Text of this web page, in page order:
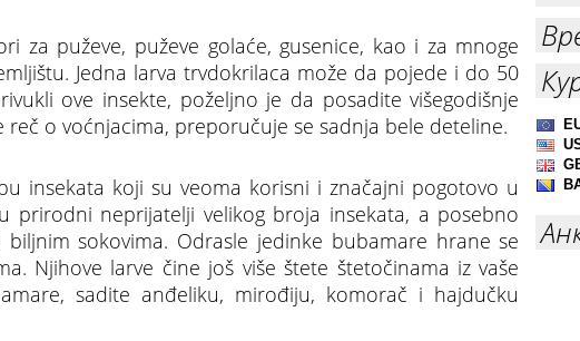
za puževe, puževe golaće, gusenice, kao i za mnoge
Jedna larva trvdokrilaca može da pojede i do 50
ove insekte, poželjno je da posadite višegodišnje
reč o voćnjacima, preporučuje se sadnja bele deteline.
insekata koji su veoma korisni i značajni pogotovo u
prirodni neprijatelji velikog broja insekata, a posebno
sokovima. Odrasle jedinke bubamare hrane se
Njihove larve čine još više štete štetočinama iz vaše
sadite anđeliku, mirođiju, komorač i hajdučku